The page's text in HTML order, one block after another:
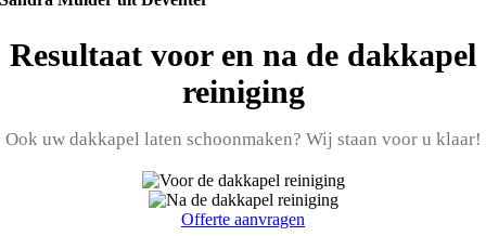
Resultaat voor en na de dakkapel
reiniging
Ook uw dakkapel laten schoonmaken? Wij staan voor u klaar!
Offerte aanvragen